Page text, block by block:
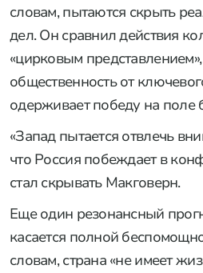
словам, пытаются скрыть
дел. Он сравнил действия
«цирковым
общественность от
одерживает победу на поле
«Запад пытается отвлечь
что Россия побеждает в
стал скрывать Макговерн.
Еще один резонансный
касается полной
словам, страна «не имеет